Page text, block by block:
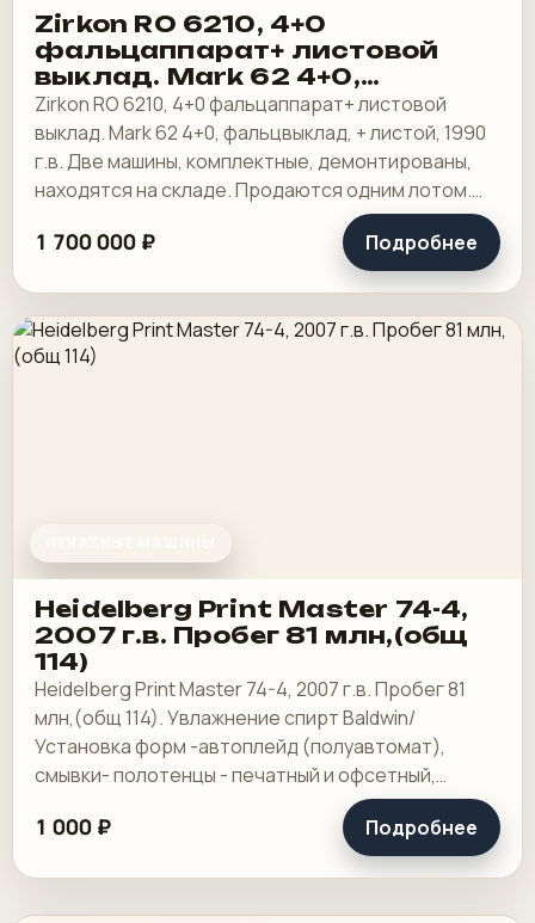
Zirkon RO 6210, 4+0
фальцаппарат+ листовой
выклад. Мark 62 4+0,
фальцвыклад + листой
выклад
Zirkon RO 6210, 4+0 фальцаппарат+ листовой
выклад. Мark 62 4+0, фальцвыклад, + листой, 1990
г.в. Две машины, комплектные, демонтированы,
находятся на складе. Продаются одним лотом.
1 700 000 ₽ Подробнее
Heidelberg Print Master 74-4,
2007 г.в. Пробег 81 млн,(общ
114)
Heidelberg Print Master 74-4, 2007 г.в. Пробег 81
млн,(общ 114). Увлажнение спирт Baldwin/
Установка форм -автоплейд (полуавтомат),
смывки- полотенцы - печатный и офсетный,
выносной пульт ClassicCenter -PM74 - краски и.
1 000 ₽ Подробнее